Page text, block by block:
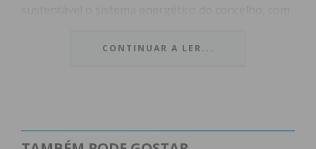
de fontes renováveis (nomeadamente, energia
para autoconsumo. “Mais tarde, com a angariação
CONTINUAR A LER...